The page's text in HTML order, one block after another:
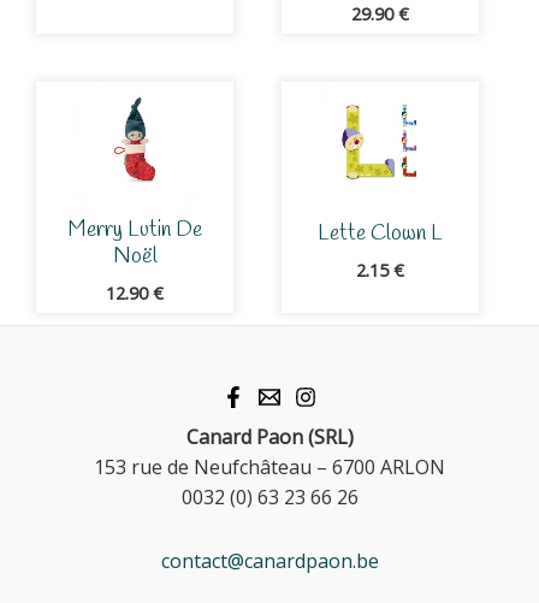
29.90€
Merry Lutin De
Noël
12.90€
Lette Clown L
2.15€
Canard Paon (SRL)
153 rue de Neufchâteau – 6700 ARLON
0032 (0) 63 23 66 26
contact@canardpaon.be